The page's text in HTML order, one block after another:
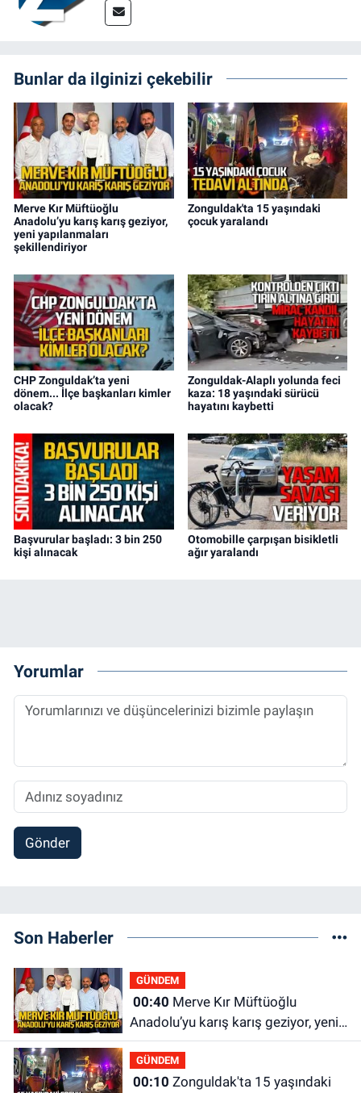
Bunlar da ilginizi çekebilir
Merve Kır Müftüoğlu
Anadolu’yu karış karış geziyor,
yeni yapılanmaları
şekillendiriyor
Zonguldak'ta 15 yaşındaki
çocuk yaralandı
CHP Zonguldak’ta yeni
dönem... İlçe başkanları kimler
olacak?
Zonguldak-Alaplı yolunda feci
kaza: 18 yaşındaki sürücü
hayatını kaybetti
Başvurular başladı: 3 bin 250
kişi alınacak
Otomobille çarpışan bisikletli
ağır yaralandı
Yorumlar
Gönder
Son Haberler
GÜNDEM
00:40
Anadolu’yu karış karış geziyor, yeni
yapılanmaları şekillendiriyor
GÜNDEM
00:10